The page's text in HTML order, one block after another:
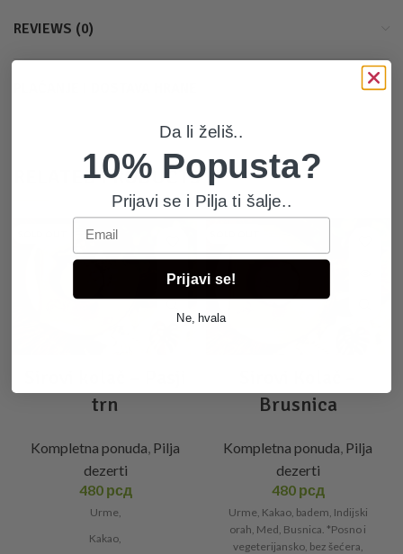
REVIEWS (0)
RELATED PRODUCTS
trn
Kompletna ponuda Pilja
dezerti
480 рсд
Urme,
Kakao,
Brusnica
Kompletna ponuda Pilja
dezerti
480 рсд
Urme, Kakao, badem, Indijski
orah, Med, Busnica. *Posno i
vegeterijansko, bez šećera,
Da li želiš..
10% Popusta?
Prijavi se i Pilja ti šalje..
Email
Prijavi se!
Ne, hvala